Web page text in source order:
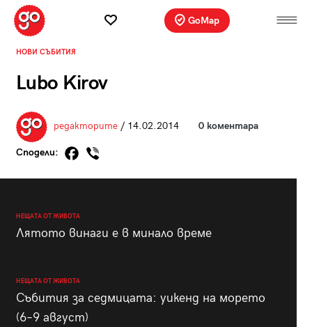
GoMap
НОВИ СЪБИТИЯ
Lubo Kirov
редакторите/ 14.02.2014 0 коментара
Сподели:
НЕЩАТА ОТ ЖИВОТА
Лятото винаги е в минало време
НЕЩАТА ОТ ЖИВОТА
Събития за седмицата: уикенд на морето
(6–9 август)